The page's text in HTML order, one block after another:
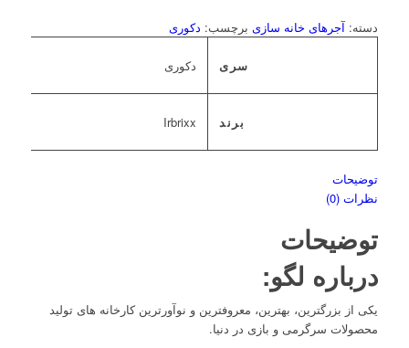
دسته: آجرهای خانه سازی برچسب: دکوری
سری دکوری
برند Irbrixx
توضیحات
نظرات (0)
توضیحات
درباره لگو:
یکی از بزرگترین، بهترین، معروفترین و نوآورترین کارخانه های تولید
محصولات سرگرمی و بازی در دنیا.